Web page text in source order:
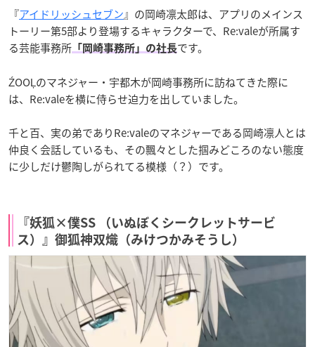
『アイドリッシュセブン』の岡崎凛太郎は、アプリのメインス
トーリー第5部より登場するキャラクターで、Re:valeが所属す
る芸能事務所 「岡崎事務所」の社長です。
ŹOOĻのマネジャー・宇都木が岡崎事務所に訪ねてきた際に
は、Re:valeを横に侍らせ迫力を出していました。
千と百、実の弟でありRe:valeのマネジャーである岡崎凛人とは
仲良く会話しているも、その飄々とした掴みどころのない態度
に少しだけ鬱陶しがられてる模様（？）です。
『妖狐×僕SS （いぬぼくシークレットサービ
ス）』御狐神双熾（みけつかみそうし）